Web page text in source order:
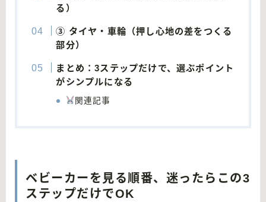
る）
③ タイヤ・車輪（押し心地の差をつくる
部分）
まとめ：3ステップだけで、選ぶポイント
がシンプルになる
関連記事
ベビーカーを見る順番、迷ったらこの3
ステップだけでOK